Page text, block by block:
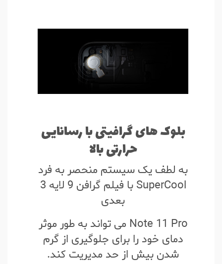
بلوک های گرافیتی با رسانایی
حرارتی بالا
به لطف یک سیستم منحصر به فرد
SuperCool با فیلم گرافن 9 لایه 3
بعدی
Note 11 Pro می تواند به طور موثر
دمای خود را برای جلوگیری از گرم
شدن بیش از حد مدیریت کند.